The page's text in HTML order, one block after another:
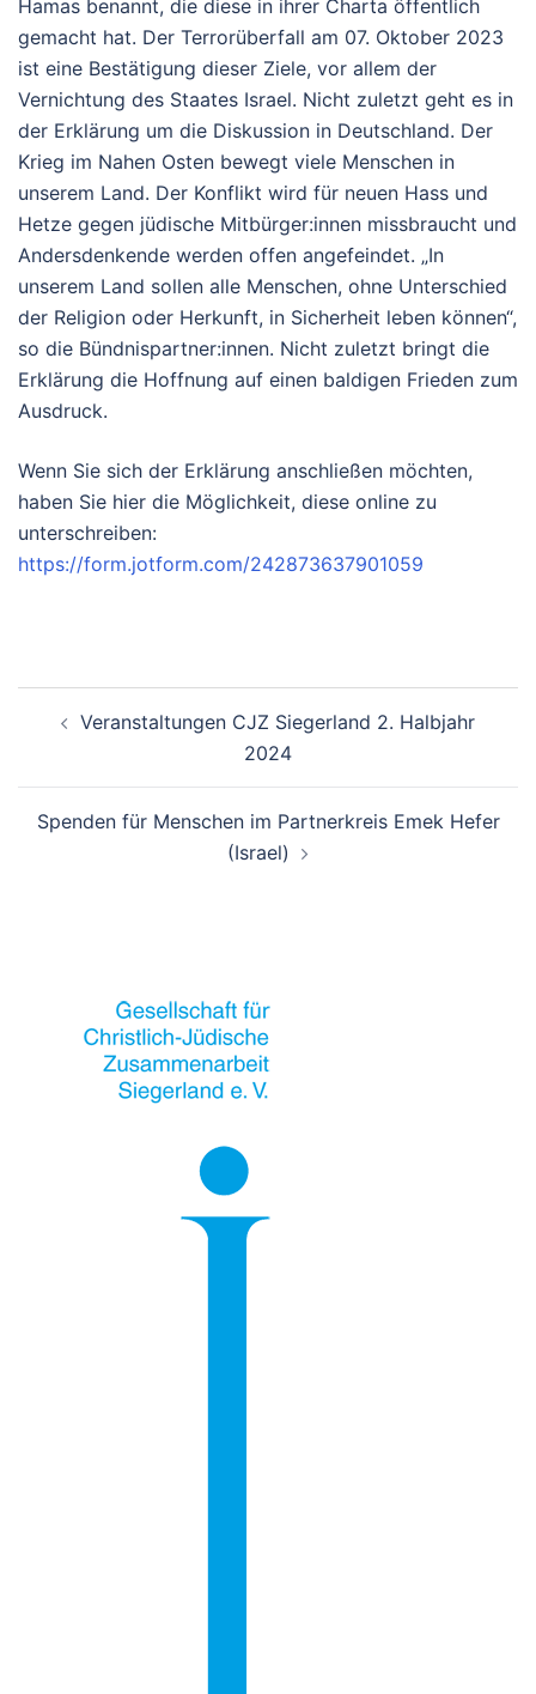
Hamas benannt, die diese in ihrer Charta öffentlich
gemacht hat. Der Terrorüberfall am 07. Oktober 2023
ist eine Bestätigung dieser Ziele, vor allem der
Vernichtung des Staates Israel. Nicht zuletzt geht es in
der Erklärung um die Diskussion in Deutschland. Der
Krieg im Nahen Osten bewegt viele Menschen in
unserem Land. Der Konflikt wird für neuen Hass und
Hetze gegen jüdische Mitbürger:innen missbraucht und
Andersdenkende werden offen angefeindet. „In
unserem Land sollen alle Menschen, ohne Unterschied
der Religion oder Herkunft, in Sicherheit leben können“,
so die Bündnispartner:innen. Nicht zuletzt bringt die
Erklärung die Hoffnung auf einen baldigen Frieden zum
Ausdruck.
Wenn Sie sich der Erklärung anschließen möchten,
haben Sie hier die Möglichkeit, diese online zu
unterschreiben:
https://form.jotform.com/242873637901059
Navigation
Veranstaltungen CJZ Siegerland 2. Halbjahr
2024
Spenden für Menschen im Partnerkreis Emek Hefer
(Israel)